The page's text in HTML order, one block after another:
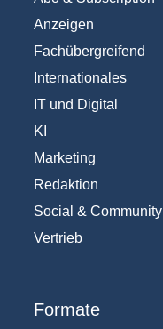
Anzeigen
Fachübergreifend
Internationales
IT und Digital
KI
Marketing
Redaktion
Social & Community
Vertrieb
Formate